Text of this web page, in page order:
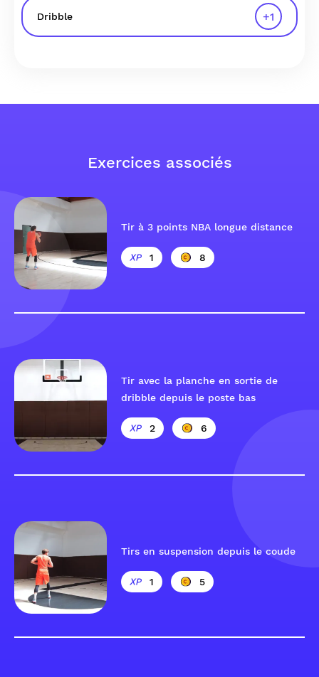
Dribble +1
Exercices associés
Tir à 3 points NBA longue distance
1 8
Tir avec la planche en sortie de
dribble depuis le poste bas
2 6
Tirs en suspension depuis le coude
1 5